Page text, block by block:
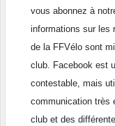
vous abonnez à
informations sur les
de la FFVélo sont
club. Facebook est
contestable, mais
communication très
club et des